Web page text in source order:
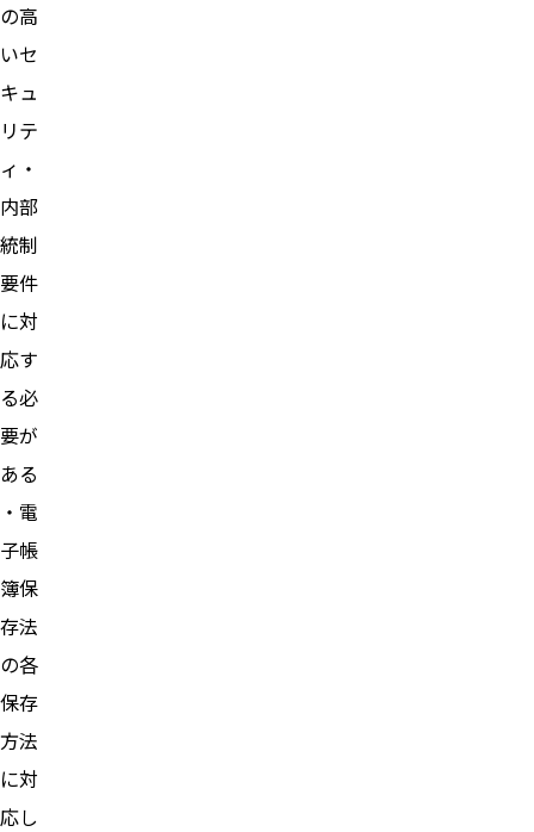
の高
いセ
キュ
リテ
ィ・
内部
統制
要件
に対
応す
る必
要が
ある
・電
子帳
簿保
存法
の各
保存
方法
に対
応し